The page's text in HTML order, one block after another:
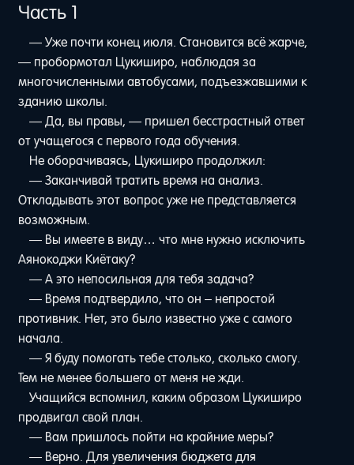
Часть 1
— Уже почти конец июля. Становится всё жарче,
— пробормотал Цукиширо, наблюдая за
многочисленными автобусами, подъезжавшими к
зданию школы.
— Да, вы правы, — пришел бесстрастный ответ
от учащегося с первого года обучения.
Не оборачиваясь, Цукиширо продолжил:
— Заканчивай тратить время на анализ.
Откладывать этот вопрос уже не представляется
возможным.
— Вы имеете в виду… что мне нужно исключить
Аянокоджи Киётаку?
— А это непосильная для тебя задача?
— Время подтвердило, что он – непростой
противник. Нет, это было известно уже с самого
начала.
— Я буду помогать тебе столько, сколько смогу.
Тем не менее большего от меня не жди.
Учащийся вспомнил, каким образом Цукиширо
продвигал свой план.
— Вам пришлось пойти на крайние меры?
— Верно. Для увеличения бюджета для